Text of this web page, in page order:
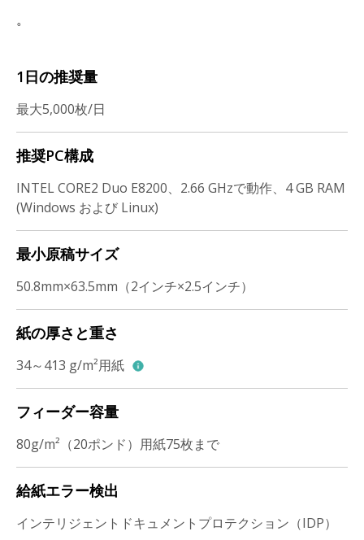
。
1日の推奨量
最大5,000枚/日
推奨PC構成
INTEL CORE2 Duo E8200、2.66 GHzで動作、4 GB RAM
(Windows および Linux)
最小原稿サイズ
50.8mm×63.5mm（2インチ×2.5インチ）
紙の厚さと重さ
34～413 g/m²用紙
フィーダー容量
80g/m²（20ポンド）用紙75枚まで
給紙エラー検出
インテリジェントドキュメントプロテクション（IDP）